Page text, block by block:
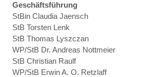
Geschäftsführung
StBin Claudia Jaensch
StB Torsten Lenk
StB Thomas Lyszczan
WP/StB Dr. Andreas Nottmeier
StB Christian Raulf
WP/StB Erwin A. O. Retzlaff